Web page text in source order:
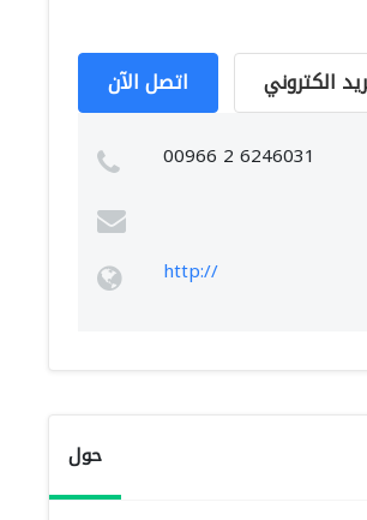
اتصل الآن الكتروني
00966 2 6246031
http://
حول